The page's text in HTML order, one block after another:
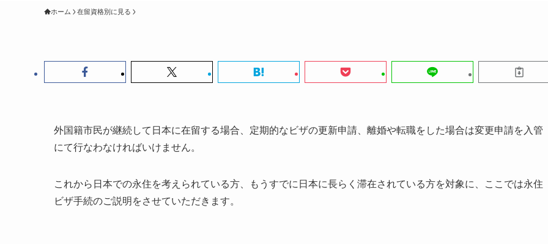
ホーム 在留資格別に見る
外国籍市民が継続して日本に在留する場合、定期的なビザの更新申請、離婚や転職をした場合は変更申請を入管
にて行なわなければいけません。
これから日本での永住を考えられている方、もうすでに日本に長らく滞在されている方を対象に、ここでは永住
ビザ手続のご説明をさせていただきます。